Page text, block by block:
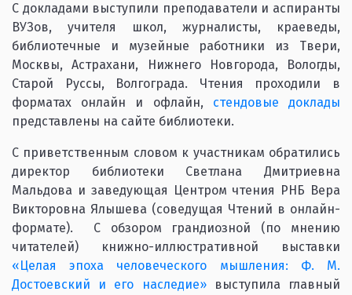
С докладами выступили преподаватели и аспиранты
ВУЗов, учителя школ, журналисты, краеведы,
библиотечные и музейные работники из Твери,
Москвы, Астрахани, Нижнего Новгорода, Вологды,
Старой Руссы, Волгограда. Чтения проходили в
форматах онлайн и офлайн, стендовые доклады
представлены на сайте библиотеки.
С приветственным словом к участникам обратились
директор библиотеки Светлана Дмитриевна
Мальдова и заведующая Центром чтения РНБ Вера
Викторовна Ялышева (соведущая Чтений в онлайн-
формате). С обзором грандиозной (по мнению
читателей) книжно-иллюстративной выставки
«Целая эпоха человеческого мышления: Ф. М.
Достоевский и его наследие»выступила главный